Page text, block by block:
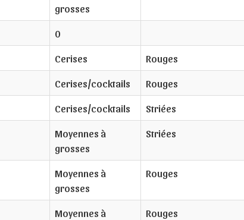
grosses
0
Cerises Rouges
Cerises/cocktails Rouges
Cerises/cocktails Striées
Moyennes à
grosses
Striées
Moyennes à
grosses
Rouges
Moyennes à
Rouges